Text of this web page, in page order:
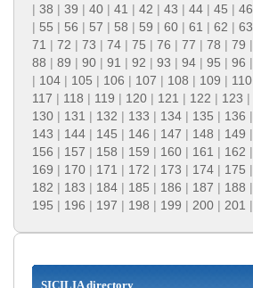
| 38 | 39 | 40 | 41 | 42 | 43 | 44 | 45 | 46
| 55 | 56 | 57 | 58 | 59 | 60 | 61 | 62 | 63
71 | 72 | 73 | 74 | 75 | 76 | 77 | 78 | 79 |
88 | 89 | 90 | 91 | 92 | 93 | 94 | 95 | 96 |
| 104 | 105 | 106 | 107 | 108 | 109 | 110
117 | 118 | 119 | 120 | 121 | 122 | 123 |
130 | 131 | 132 | 133 | 134 | 135 | 136 |
143 | 144 | 145 | 146 | 147 | 148 | 149 |
156 | 157 | 158 | 159 | 160 | 161 | 162 |
169 | 170 | 171 | 172 | 173 | 174 | 175 |
182 | 183 | 184 | 185 | 186 | 187 | 188 |
195 | 196 | 197 | 198 | 199 | 200 | 201 |
SICILIA directory